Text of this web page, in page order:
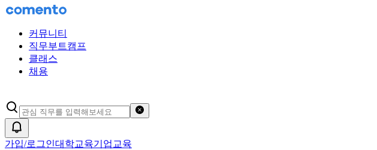
커뮤니티
직무부트캠프
클래스
채용
가입/로그인대학교육기업교육